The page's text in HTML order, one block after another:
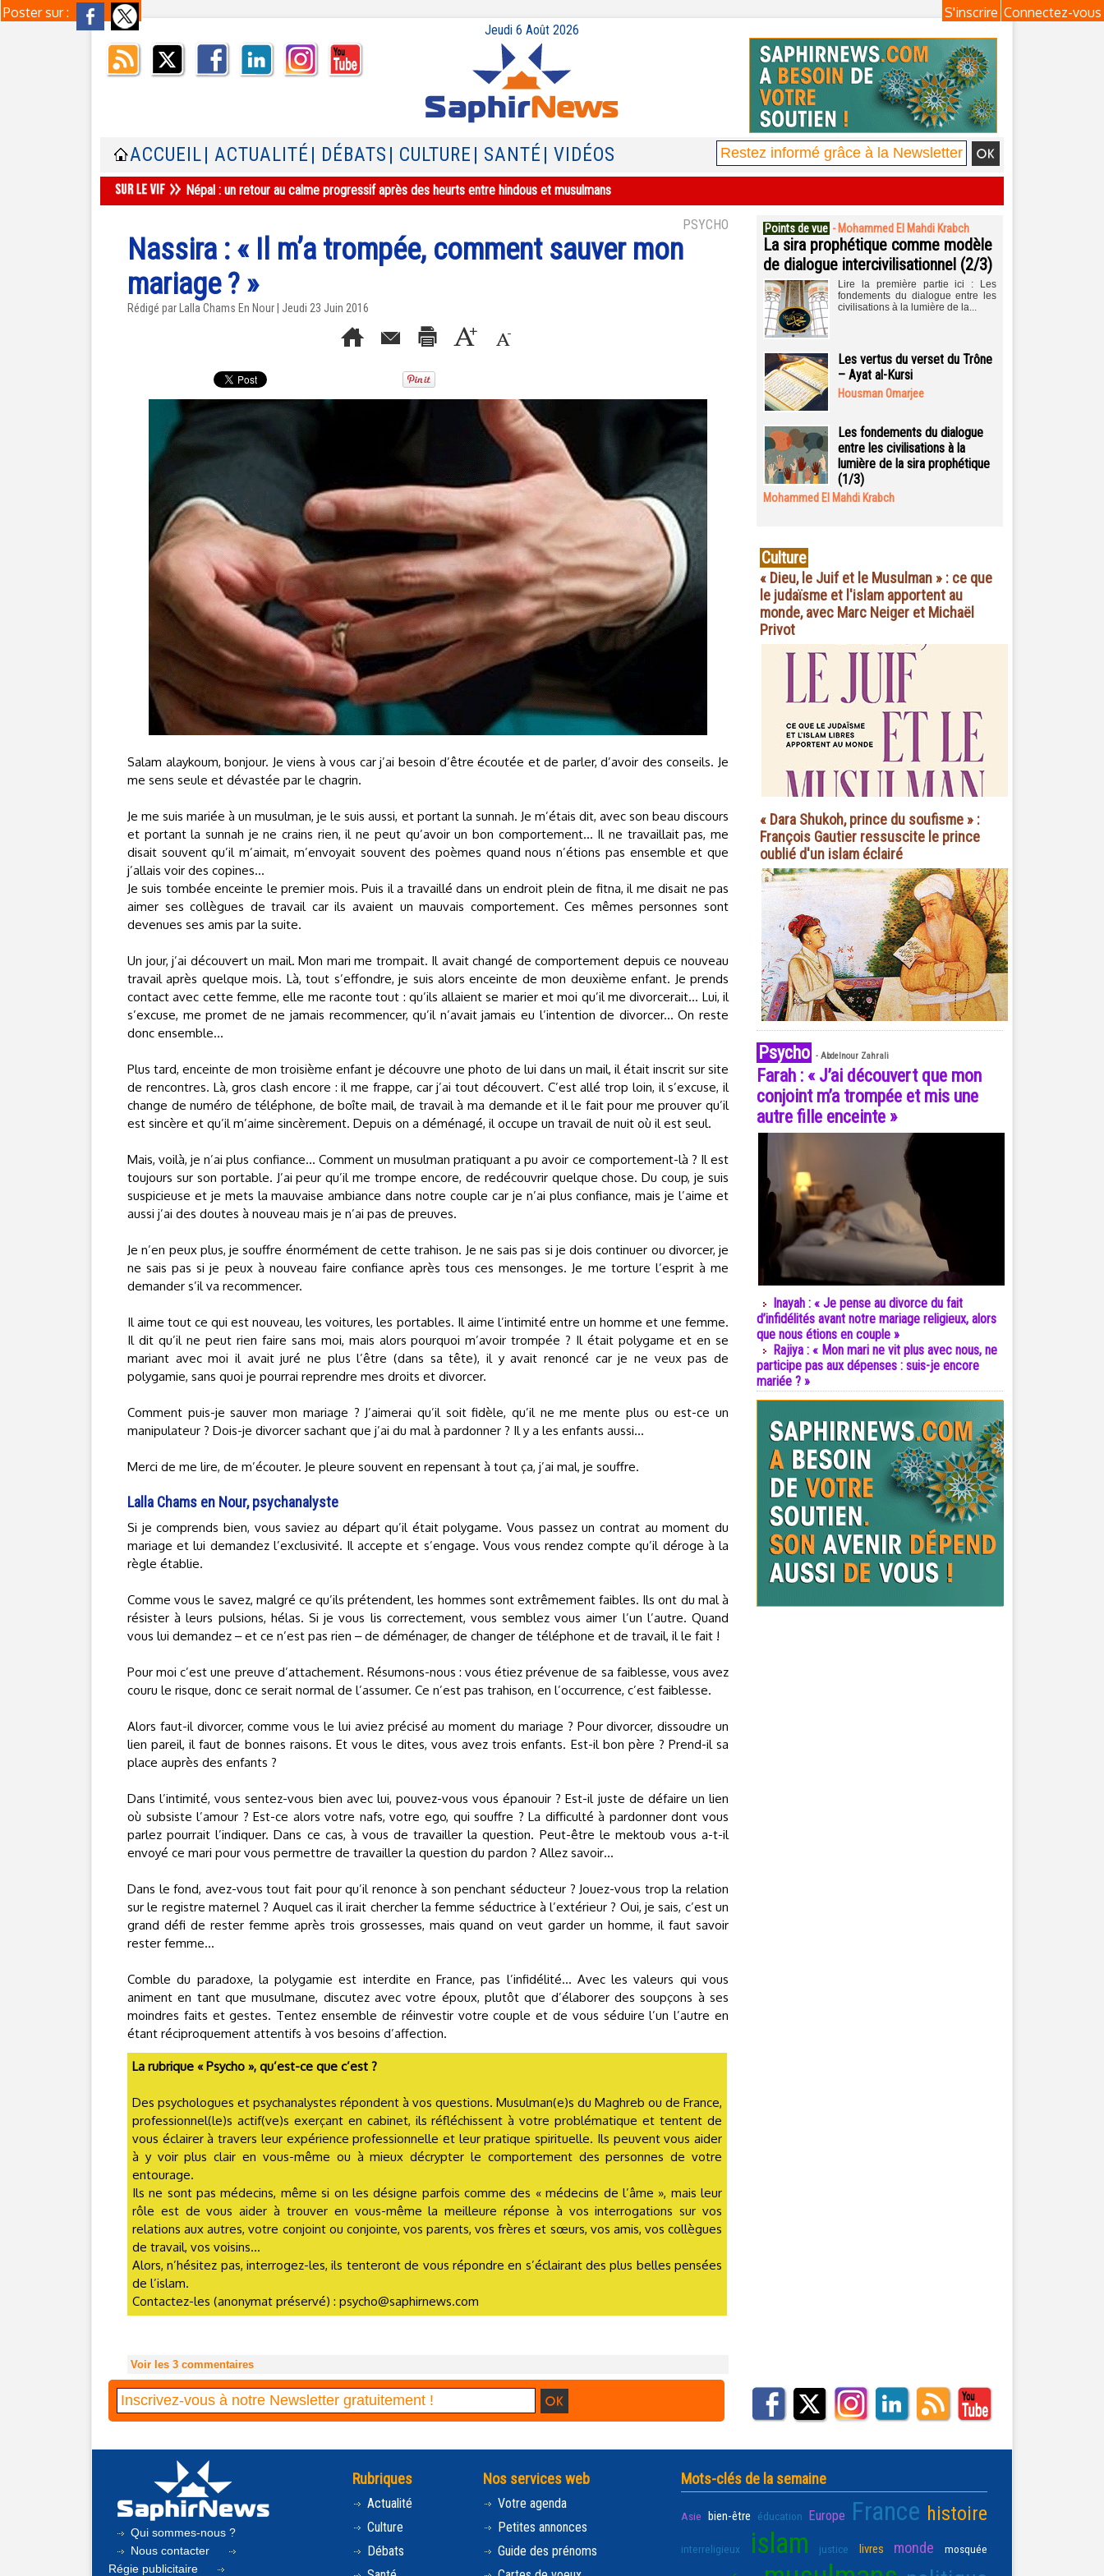
Poster sur : Connectez-vous
S'inscrire
Jeudi 6 Août 2026
ACCUEIL | ACTUALITÉ | DÉBATS | CULTURE | SANTÉ | VIDÉOS
Népal : un retour au calme progressif après des heurts entre hindous et musulmans
PSYCHO
Nassira : « Il m’a trompée, comment sauver mon
mariage ? »
Rédigé par Lalla Chams En Nour | Jeudi 23 Juin 2016
Salam alaykoum, bonjour. Je viens à vous car j’ai besoin d’être écoutée et de parler, d’avoir des conseils. Je
me sens seule et dévastée par le chagrin.
Je me suis mariée à un musulman, je le suis aussi, et portant la sunnah. Je m’étais dit, avec son beau discours
et portant la sunnah je ne crains rien, il ne peut qu’avoir un bon comportement... Il ne travaillait pas, me
disait souvent qu’il m’aimait, m’envoyait souvent des poèmes quand nous n’étions pas ensemble et que
j’allais voir des copines...
Je suis tombée enceinte le premier mois. Puis il a travaillé dans un endroit plein de fitna, il me disait ne pas
aimer ses collègues de travail car ils avaient un mauvais comportement. Ces mêmes personnes sont
devenues ses amis par la suite.
Un jour, j’ai découvert un mail. Mon mari me trompait. Il avait changé de comportement depuis ce nouveau
travail après quelque mois. Là, tout s’effondre, je suis alors enceinte de mon deuxième enfant. Je prends
contact avec cette femme, elle me raconte tout : qu’ils allaient se marier et moi qu’il me divorcerait... Lui, il
s’excuse, me promet de ne jamais recommencer, qu’il n’avait jamais eu l’intention de divorcer... On reste
donc ensemble...
Plus tard, enceinte de mon troisième enfant je découvre une photo de lui dans un mail, il était inscrit sur site
de rencontres. Là, gros clash encore : il me frappe, car j’ai tout découvert. C’est allé trop loin, il s’excuse, il
change de numéro de téléphone, de boîte mail, de travail à ma demande et il le fait pour me prouver qu’il
est sincère et qu’il m’aime sincèrement. Depuis on a déménagé, il occupe un travail de nuit où il est seul.
Mais, voilà, je n’ai plus confiance... Comment un musulman pratiquant a pu avoir ce comportement-là ? Il est
toujours sur son portable. J’ai peur qu’il me trompe encore, de redécouvrir quelque chose. Du coup, je suis
suspicieuse et je mets la mauvaise ambiance dans notre couple car je n’ai plus confiance, mais je l’aime et
aussi j’ai des doutes à nouveau mais je n’ai pas de preuves.
Je n’en peux plus, je souffre énormément de cette trahison. Je ne sais pas si je dois continuer ou divorcer, je
ne sais pas si je peux à nouveau faire confiance après tous ces mensonges. Je me torture l’esprit à me
demander s’il va recommencer.
Il aime tout ce qui est nouveau, les voitures, les portables. Il aime l’intimité entre un homme et une femme.
Il dit qu’il ne peut rien faire sans moi, mais alors pourquoi m’avoir trompée ? Il était polygame et en se
mariant avec moi il avait juré ne plus l’être (dans sa tête), il y avait renoncé car je ne veux pas de
polygamie, sans quoi je pourrai reprendre mes droits et divorcer.
Comment puis-je sauver mon mariage ? J’aimerai qu’il soit fidèle, qu’il ne me mente plus ou est-ce un
manipulateur ? Dois-je divorcer sachant que j’ai du mal à pardonner ? Il y a les enfants aussi...
Merci de me lire, de m’écouter. Je pleure souvent en repensant à tout ça, j’ai mal, je souffre.
Lalla Chams en Nour, psychanalyste
Si je comprends bien, vous saviez au départ qu’il était polygame. Vous passez un contrat au moment du
mariage et lui demandez l’exclusivité. Il accepte et s’engage. Vous vous rendez compte qu’il déroge à la
règle établie.
Comme vous le savez, malgré ce qu’ils prétendent, les hommes sont extrêmement faibles. Ils ont du mal à
résister à leurs pulsions, hélas. Si je vous lis correctement, vous semblez vous aimer l’un l’autre. Quand
vous lui demandez ‒ et ce n’est pas rien ‒ de déménager, de changer de téléphone et de travail, il le fait !
Pour moi c’est une preuve d’attachement. Résumons-nous : vous étiez prévenue de sa faiblesse, vous avez
couru le risque, donc ce serait normal de l’assumer. Ce n’est pas trahison, en l’occurrence, c’est faiblesse.
Alors faut-il divorcer, comme vous le lui aviez précisé au moment du mariage ? Pour divorcer, dissoudre un
lien pareil, il faut de bonnes raisons. Et vous le dites, vous avez trois enfants. Est-il bon père ? Prend-il sa
place auprès des enfants ?
Dans l’intimité, vous sentez-vous bien avec lui, pouvez-vous vous épanouir ? Est-il juste de défaire un lien
où subsiste l’amour ? Est-ce alors votre nafs, votre ego, qui souffre ? La difficulté à pardonner dont vous
parlez pourrait l’indiquer. Dans ce cas, à vous de travailler la question. Peut-être le mektoub vous a-t-il
envoyé ce mari pour vous permettre de travailler la question du pardon ? Allez savoir…
Dans le fond, avez-vous tout fait pour qu’il renonce à son penchant séducteur ? Jouez-vous trop la relation
sur le registre maternel ? Auquel cas il irait chercher la femme séductrice à l’extérieur ? Oui, je sais, c’est un
grand défi de rester femme après trois grossesses, mais quand on veut garder un homme, il faut savoir
rester femme…
Comble du paradoxe, la polygamie est interdite en France, pas l’infidélité… Avec les valeurs qui vous
animent en tant que musulmane, discutez avec votre époux, plutôt que d’élaborer des soupçons à ses
moindres faits et gestes. Tentez ensemble de réinvestir votre couple et de vous séduire l’un l’autre en
étant réciproquement attentifs à vos besoins d’affection.
La rubrique « Psycho », qu’est-ce que c’est ?
Des psychologues et psychanalystes répondent à vos questions. Musulman(e)s du Maghreb ou de France,
professionnel(le)s actif(ve)s exerçant en cabinet, ils réfléchissent à votre problématique et tentent de
vous éclairer à travers leur expérience professionnelle et leur pratique spirituelle. Ils peuvent vous aider
à y voir plus clair en vous-même ou à mieux décrypter le comportement des personnes de votre
entourage.
Ils ne sont pas médecins, même si on les désigne parfois comme des « médecins de l’âme », mais leur
rôle est de vous aider à trouver en vous-même la meilleure réponse à vos interrogations sur vos
relations aux autres, votre conjoint ou conjointe, vos parents, vos frères et sœurs, vos amis, vos collègues
de travail, vos voisins...
Alors, n’hésitez pas, interrogez-les, ils tenteront de vous répondre en s’éclairant des plus belles pensées
de l’islam.
Contactez-les (anonymat préservé) : psycho@saphirnews.com
Voir les 3 commentaires
Points de vue - Mohammed El Mahdi Krabch
La sira prophétique comme modèle
de dialogue intercivilisationnel (2/3)
Lire la première partie ici : Les
fondements du dialogue entre les
civilisations à la lumière de la...
Les vertus du verset du Trône
– Ayat al-Kursi
Housman Omarjee
Les fondements du dialogue
entre les civilisations à la
lumière de la sira prophétique
(1/3)
Mohammed El Mahdi Krabch
Culture
« Dieu, le Juif et le Musulman » : ce que
le judaïsme et l'islam apportent au
monde, avec Marc Neiger et Michaël
Privot
« Dara Shukoh, prince du soufisme » :
François Gautier ressuscite le prince
oublié d'un islam éclairé
Psycho - Abdelnour Zahrali
Farah : « J’ai découvert que mon
conjoint m’a trompée et mis une
autre fille enceinte »
Inayah : « Je pense au divorce du fait
d’infidélités avant notre mariage religieux, alors
que nous étions en couple »
Rajiya : « Mon mari ne vit plus avec nous, ne
participe pas aux dépenses : suis-je encore
mariée ? »
Qui sommes-nous ?
Nous contacter
Régie publicitaire
Rubriques
Actualité
Culture
Débats
Nos services web
Votre agenda
Petites annonces
Guide des prénoms
Mots-clés de la semaine
Asie bien-être éducation Europe France histoire
interreligieux islam justice livres monde mosquée